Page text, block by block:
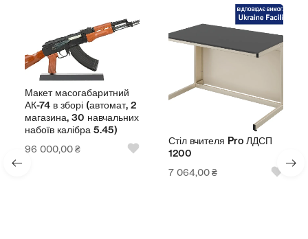
Макет масогабаритний
АК-74 в зборі (автомат, 2
магазина, 30 навчальних
набоїв калібра 5.45)
96 000,00₴
Стіл вчителя Pro ЛДСП
1200
7 064,00₴